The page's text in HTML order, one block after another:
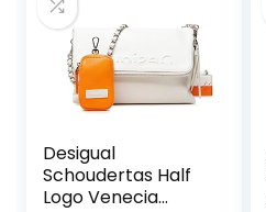
portemonnee
portemonnee
voor iPhone
5/6/7/8/X Plus
Desigual
Schoudertas Half
Logo Venecia